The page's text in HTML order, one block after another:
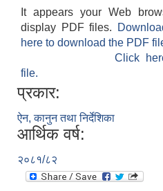
It appears your Web
display PDF files.
here to download the PDF
Click
file.
प्रकार:
ऐन, कानुन तथा निर्देशिका
आर्थिक वर्ष:
२०८१/८२